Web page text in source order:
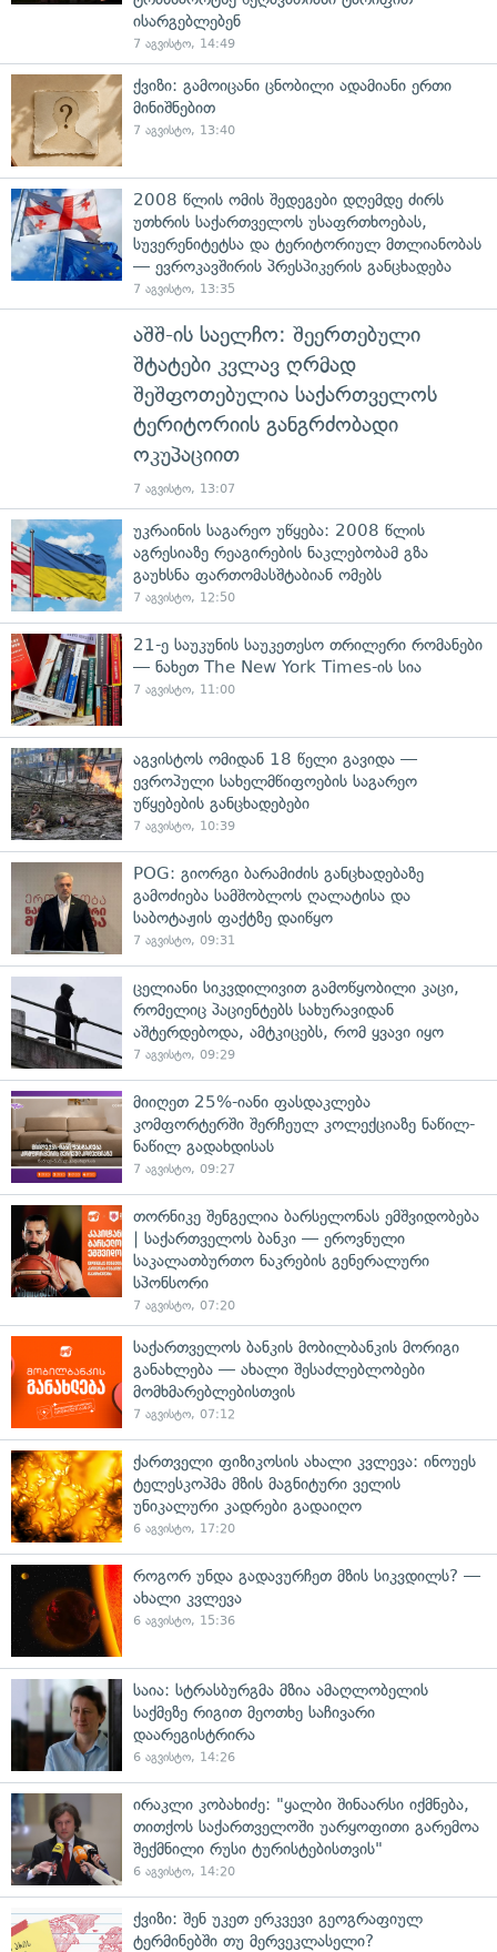
ისარგებლებენ
7 აგვისტო, 14:49
ქვიზი: გამოიცანი ცნობილი ადამიანი ერთი
მინიშნებით
7 აგვისტო, 13:40
2008 წლის ომის შედეგები დღემდე ძირს
უთხრის საქართველოს უსაფრთხოებას,
სუვერენიტეტსა და ტერიტორიულ მთლიანობას
— ევროკავშირის პრესპიკერის განცხადება
7 აგვისტო, 13:35
აშშ-ის საელჩო: შეერთებული
შტატები კვლავ ღრმად
შეშფოთებულია საქართველოს
ტერიტორიის განგრძობადი
ოკუპაციით
7 აგვისტო, 13:07
უკრაინის საგარეო უწყება: 2008 წლის
აგრესიაზე რეაგირების ნაკლებობამ გზა
გაუხსნა ფართომასშტაბიან ომებს
7 აგვისტო, 12:50
21-ე საუკუნის საუკეთესო თრილერი რომანები
— ნახეთ The New York Times-ის სია
7 აგვისტო, 11:00
აგვისტოს ომიდან 18 წელი გავიდა —
ევროპული სახელმწიფოების საგარეო
უწყებების განცხადებები
7 აგვისტო, 10:39
POG: გიორგი ბარამიძის განცხადებაზე
გამოძიება სამშობლოს ღალატისა და
საბოტაჟის ფაქტზე დაიწყო
7 აგვისტო, 09:31
ცელიანი სიკვდილივით გამოწყობილი კაცი,
რომელიც პაციენტებს სახურავიდან
აშტერდებოდა, ამტკიცებს, რომ ყვავი იყო
7 აგვისტო, 09:29
მიიღეთ 25%-იანი ფასდაკლება
კომფორტერში შერჩეულ კოლექციაზე ნაწილ-
ნაწილ გადახდისას
7 აგვისტო, 09:27
თორნიკე შენგელია ბარსელონას ემშვიდობება
| საქართველოს ბანკი — ეროვნული
საკალათბურთო ნაკრების გენერალური
სპონსორი
7 აგვისტო, 07:20
საქართველოს ბანკის მობილბანკის მორიგი
განახლება — ახალი შესაძლებლობები
მომხმარებლებისთვის
7 აგვისტო, 07:12
ქართველი ფიზიკოსის ახალი კვლევა: ინოუეს
ტელესკოპმა მზის მაგნიტური ველის
უნიკალური კადრები გადაიღო
6 აგვისტო, 17:20
როგორ უნდა გადავურჩეთ მზის სიკვდილს? —
ახალი კვლევა
6 აგვისტო, 15:36
საია: სტრასბურგმა მზია ამაღლობელის
საქმეზე რიგით მეოთხე საჩივარი
დაარეგისტრირა
6 აგვისტო, 14:26
ირაკლი კობახიძე: "ყალბი შინაარსი იქმნება,
თითქოს საქართველოში უარყოფითი გარემოა
შექმნილი რუსი ტურისტებისთვის"
6 აგვისტო, 14:20
ქვიზი: შენ უკეთ ერკვევი გეოგრაფიულ
ტერმინებში თუ მერვეკლასელი?